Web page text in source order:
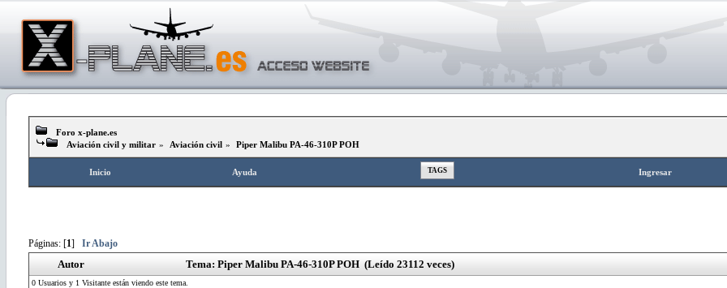
Foro x-plane.es
Aviación civil y militar » Aviación civil » Piper Malibu PA-46-310P POH
Inicio Ayuda TAGS Ingresar
Páginas: [1] Ir Abajo
Autor Tema: Piper Malibu PA-46-310P POH (Leído 23112 veces)
0 Usuarios y 1 Visitante están viendo este tema.